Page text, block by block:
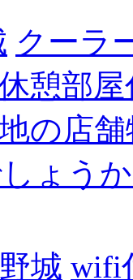
クーラ
休憩部
の店
ょう
城 wifi